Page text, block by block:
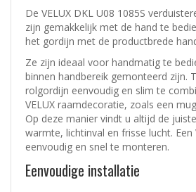
De VELUX DKL U08 1085S
zijn gemakkelijk met de hand te
het gordijn met de productbrede
Ze zijn ideaal voor handmatig te
binnen handbereik gemonteerd zijn.
rolgordijn eenvoudig en slim te
VELUX raamdecoratie, zoals een
Op deze manier vindt u altijd de
warmte, lichtinval en frisse lucht. Een
eenvoudig en snel te monteren.
Eenvoudige installatie